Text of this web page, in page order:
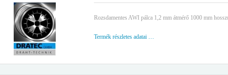
Rozsdamentes AWI pálca 1,2 mm átmérő 1000 mm
Termék részletes adatai …